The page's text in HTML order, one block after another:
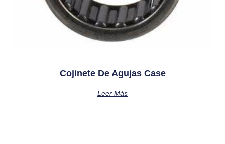
Cojinete De Agujas Case
Leer Más